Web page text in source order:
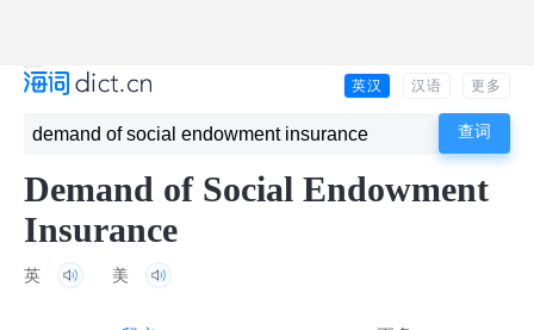
英汉 汉语 更多
Demand of Social Endowment
Insurance
英 美